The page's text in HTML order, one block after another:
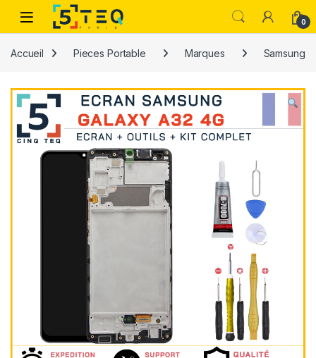
Passer à la navigation
Aller au contenu
0
Accueil Pieces Portable Marques Samsung